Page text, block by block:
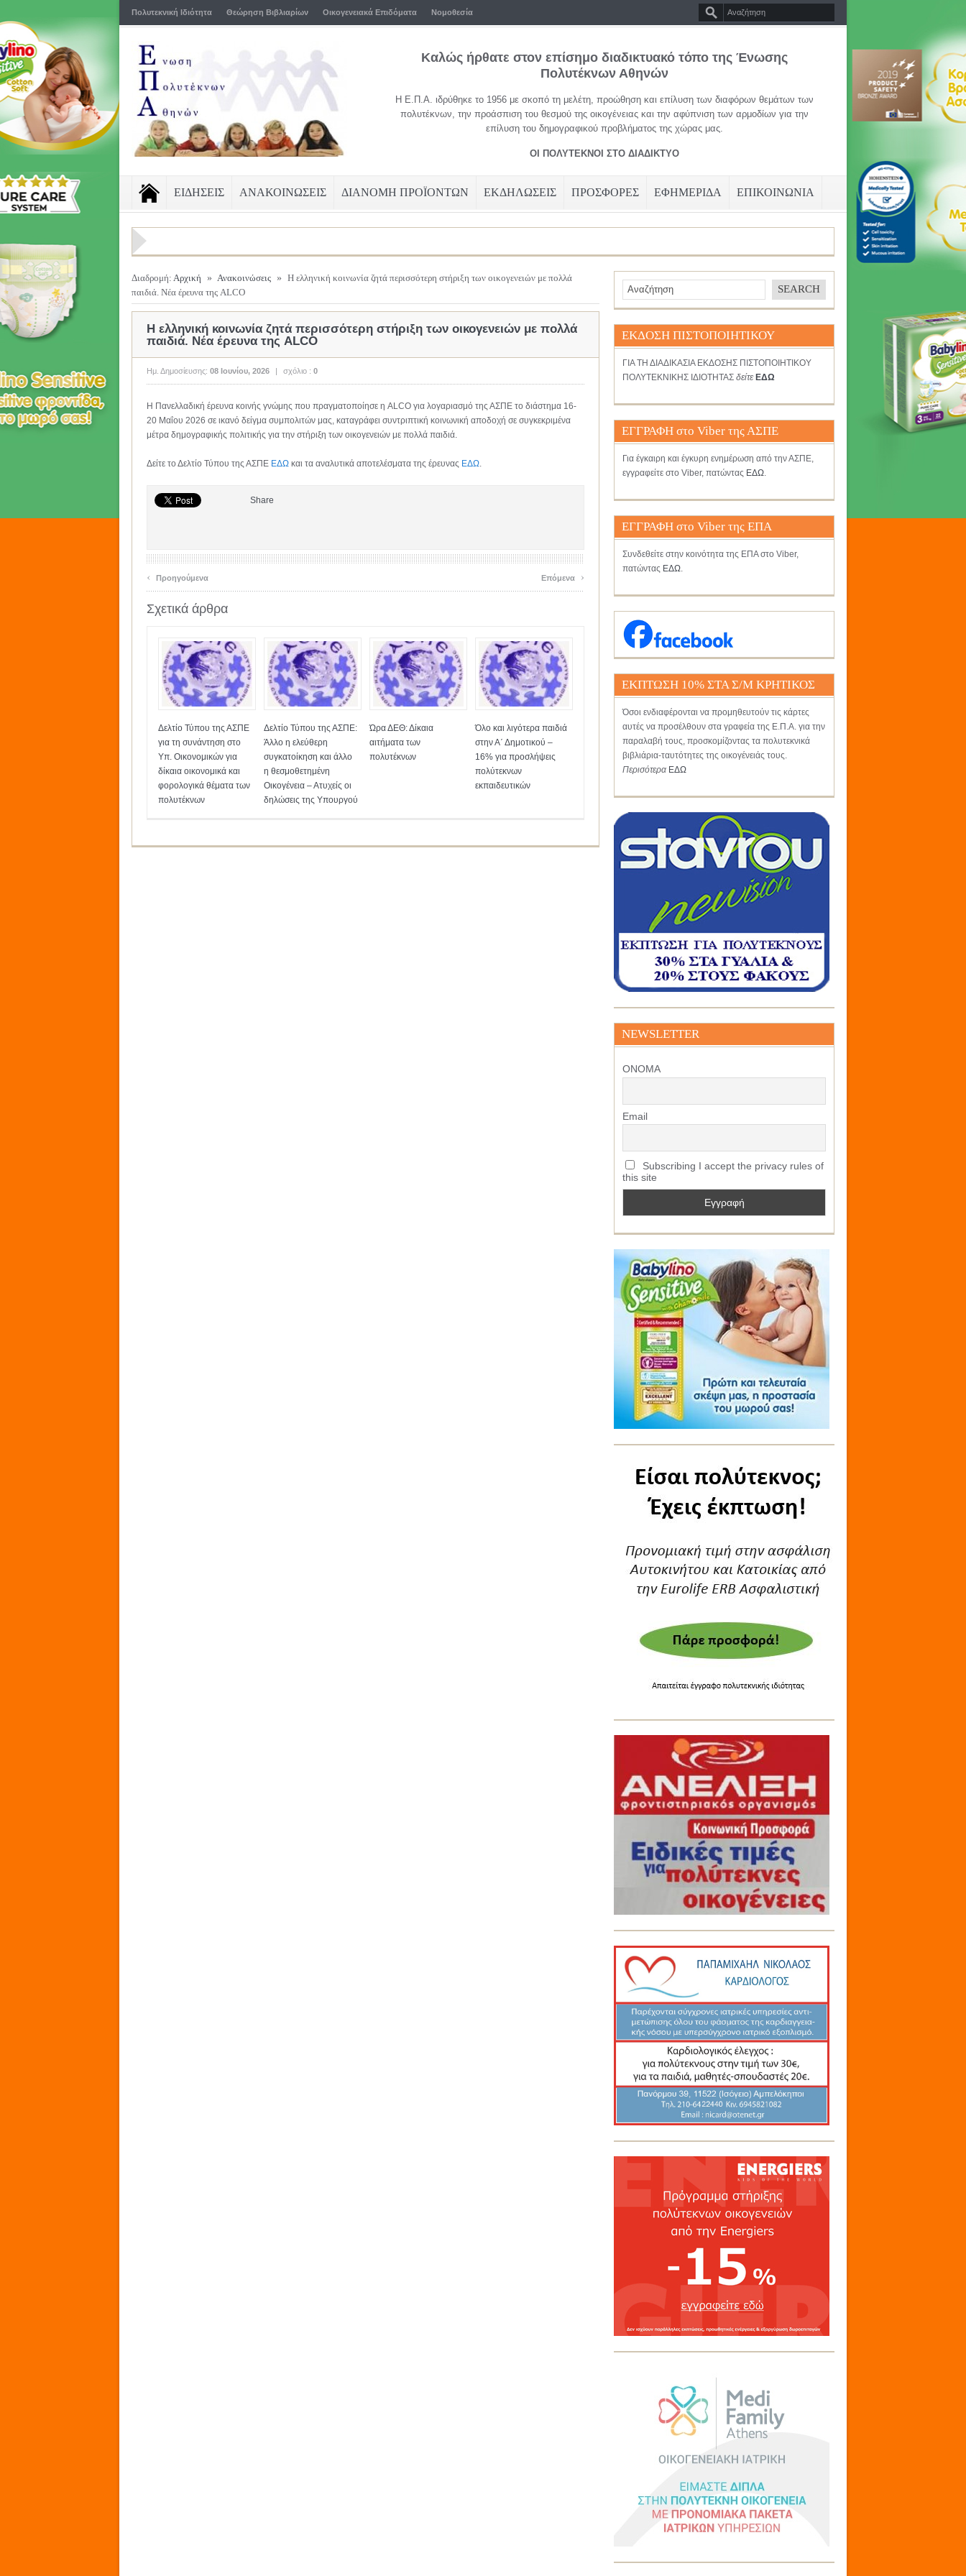
Πολυτεκνική Ιδιότητα Θεώρηση Βιβλιαρίων Οικογενειακά Επιδόματα Νομοθεσία
Καλώς ήρθατε στον επίσημο διαδικτυακό τόπο της Ένωσης
Πολυτέκνων Αθηνών
Η Ε.Π.Α. ιδρύθηκε το 1956 με σκοπό τη μελέτη, προώθηση και επίλυση των διαφόρων θεμάτων των
πολυτέκνων, την προάσπιση του θεσμού της οικογένειας και την αφύπνιση των αρμοδίων για την
επίλυση του δημογραφικού προβλήματος της χώρας μας.
ΟΙ ΠΟΛΥΤΕΚΝΟΙ ΣΤΟ ΔΙΑΔΙΚΤΥΟ
ΕΙΔΗΣΕΙΣ ΑΝΑΚΟΙΝΩΣΕΙΣ ΔΙΑΝΟΜΗ ΠΡΟΪΟΝΤΩΝ ΕΚΔΗΛΩΣΕΙΣ ΠΡΟΣΦΟΡΕΣ ΕΦΗΜΕΡΙΔΑ ΕΠΙΚΟΙΝΩΝΙΑ
Διαδρομή: Αρχική » Ανακοινώσεις » Η ελληνική κοινωνία ζητά περισσότερη στήριξη των οικογενειών με πολλά
παιδιά. Νέα έρευνα της ALCO
Η ελληνική κοινωνία ζητά περισσότερη στήριξη των οικογενειών με πολλά
παιδιά. Νέα έρευνα της ALCO
Ημ. Δημοσίευσης: 08 Ιουνίου, 2026 | σχόλιο : 0
Η Πανελλαδική έρευνα κοινής γνώμης που πραγματοποίησε η ALCO για λογαριασμό της ΑΣΠΕ το διάστημα 16-
20 Μαΐου 2026 σε ικανό δείγμα συμπολιτών μας, καταγράφει συντριπτική κοινωνική αποδοχή σε συγκεκριμένα
μέτρα δημογραφικής πολιτικής για την στήριξη των οικογενειών με πολλά παιδιά.
Δείτε το Δελτίο Τύπου της ΑΣΠΕ ΕΔΩ και τα αναλυτικά αποτελέσματα της έρευνας ΕΔΩ.
Share
‹ Προηγούμενα Επόμενα ›
Σχετικά άρθρα
Δελτίο Τύπου της ΑΣΠΕ
για τη συνάντηση στο
Υπ. Οικονομικών για
δίκαια οικονομικά και
φορολογικά θέματα των
πολυτέκνων
Δελτίο Τύπου της ΑΣΠΕ:
Άλλο η ελεύθερη
συγκατοίκηση και άλλο
η θεσμοθετημένη
Οικογένεια – Ατυχείς οι
δηλώσεις της Υπουργού
Ώρα ΔΕΘ: Δίκαια
αιτήματα των
πολυτέκνων
Όλο και λιγότερα παιδιά
στην Α΄ Δημοτικού –
16% για προσλήψεις
πολύτεκνων
εκπαιδευτικών
ΕΚΔΟΣΗ ΠΙΣΤΟΠΟΙΗΤΙΚΟΥ
ΓΙΑ ΤΗ ΔΙΑΔΙΚΑΣΙΑ ΕΚΔΟΣΗΣ ΠΙΣΤΟΠΟΙΗΤΙΚΟΥ
ΠΟΛΥΤΕΚΝΙΚΗΣ ΙΔΙΟΤΗΤΑΣ δείτε ΕΔΩ
ΕΓΓΡΑΦΗ στο Viber της ΑΣΠΕ
Για έγκαιρη και έγκυρη ενημέρωση από την ΑΣΠΕ,
εγγραφείτε στο Viber, πατώντας ΕΔΩ.
ΕΓΓΡΑΦΗ στο Viber της ΕΠΑ
Συνδεθείτε στην κοινότητα της ΕΠΑ στο Viber,
πατώντας ΕΔΩ.
ΕΚΠΤΩΣΗ 10% ΣΤΑ Σ/Μ ΚΡΗΤΙΚΟΣ
Όσοι ενδιαφέρονται να προμηθευτούν τις κάρτες
αυτές να προσέλθουν στα γραφεία της Ε.Π.Α. για την
παραλαβή τους, προσκομίζοντας τα πολυτεκνικά
βιβλιάρια-ταυτότητες της οικογένειάς τους.
Περισότερα ΕΔΩ
NEWSLETTER
ΟΝΟΜΑ
Email
Subscribing I accept the privacy rules of
this site